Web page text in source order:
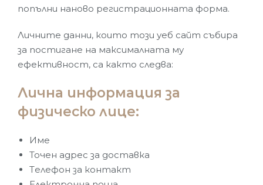
попълни наново регистрационната форма.
Личните данни, които този уеб сайт събира
за постигане на максималната му
ефективност, са както следва:
Лична информация за
физическо лице:
Име
Точен адрес за доставка
Tелефон за контакт